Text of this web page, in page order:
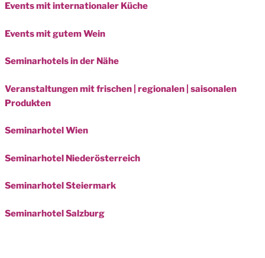
Events mit internationaler Küche
Events mit gutem Wein
Seminarhotels in der Nähe
Veranstaltungen mit frischen | regionalen | saisonalen
Produkten
Seminarhotel Wien
Seminarhotel Niederösterreich
Seminarhotel Steiermark
Seminarhotel Salzburg